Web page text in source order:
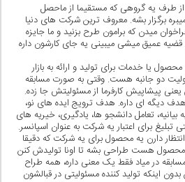
از طرف یه گروهی که مستقیما از ماحصل
برگزار بشه. معروف ترین شرکت های دنیا
میدن که برامون طرح بزنید و ما جایزه
قضیه عمیق میشی میبینی یه جای کارشون داره
یا خدمات برای تولید و ارائه به بازار
دو جانبه هست. وقتی به صورت مسابقه
پیشاپیش کارفرما از مسئولیتش جا زده.
دیگه ای داره. هدف ترویج ایده های نو،
بیانیه، تعامل دانشجو ها، یادگیری، خیریه های
تبلیغ برای اعتبار یه شرکت به عنوان اسپانسر.
انتظار دارن یه محصول برای یه شرکت که دقیقا
محصول هست طراحی بشه تا اونا تولیدش کنن
در میاد فقط یک معنی داره، همه طراح
اینکه تولید کننده مسئولیتی در قبالشون